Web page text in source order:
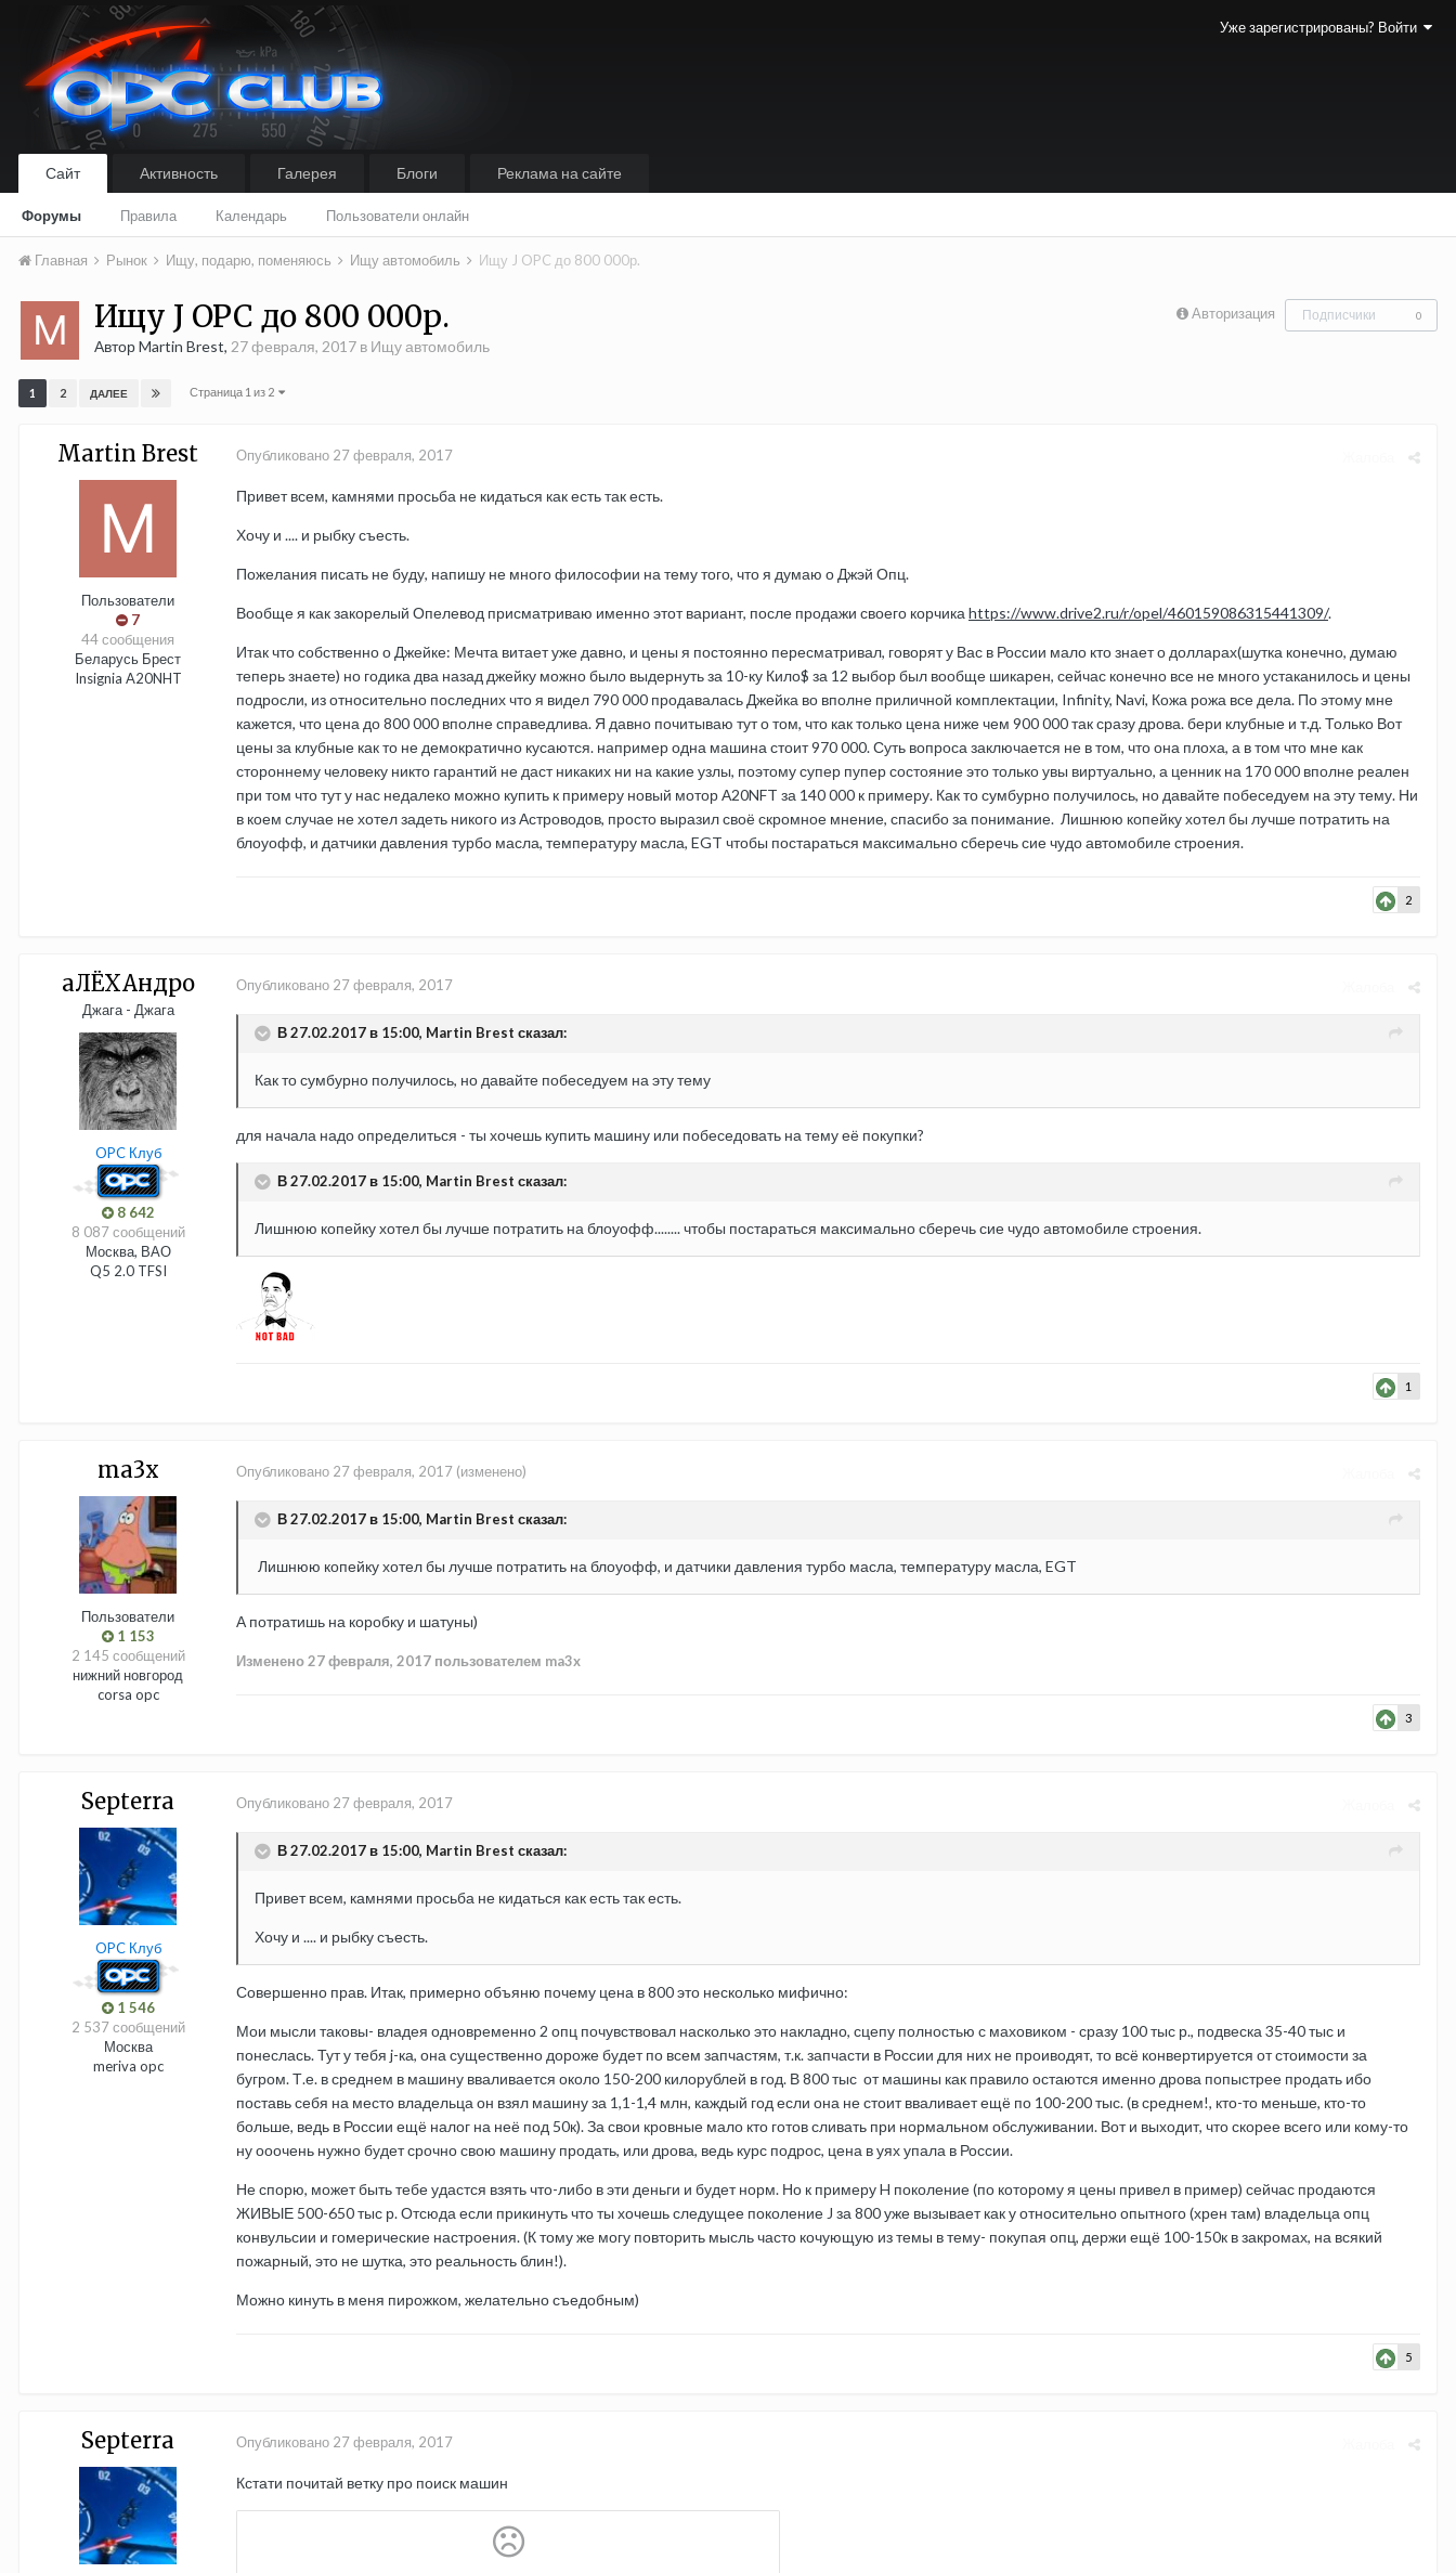
Уже зарегистрированы? Войти
Сайт
Форумы Правила Календарь Пользователи онлайн
Активность Галерея Блоги Реклама на сайте
Главная Рынок Ищу, подарю, поменяюсь Ищу автомобиль Ищу J OPC до 800 000р.
Авторизация Подписчики 0
Ищу J OPC до 800 000р.
Автор Martin Brest, 27 февраля, 2017 в Ищу автомобиль
1 2 ДАЛЕЕ Страница 1 из 2
Martin Brest
Пользователи
7
44 сообщения
Беларусь Брест
Insignia A20NHT
Опубликовано 27 февраля, 2017
Привет всем, камнями просьба не кидаться как есть так есть.
Хочу и .... и рыбку съесть.
Пожелания писать не буду, напишу не много философии на тему того, что я думаю о Джэй Опц.
Вообще я как закорелый Опелевод присматриваю именно этот вариант, после продажи своего корчика https://www.drive2.ru/r/opel/460159086315441309/.
Итак что собственно о Джейке: Мечта витает уже давно, и цены я постоянно пересматривал, говорят у Вас в России мало кто знает о долларах(шутка конечно, думаю
теперь знаете) но годика два назад джейку можно было выдернуть за 10-ку Кило$ за 12 выбор был вообще шикарен, сейчас конечно все не много устаканилось и цены
подросли, из относительно последних что я видел 790 000 продавалась Джейка во вполне приличной комплектации, Infinity, Navi, Кожа рожа все дела. По этому мне
кажется, что цена до 800 000 вполне справедлива. Я давно почитываю тут о том, что как только цена ниже чем 900 000 так сразу дрова. бери клубные и т.д. Только Вот
цены за клубные как то не демократично кусаются. например одна машина стоит 970 000. Суть вопроса заключается не в том, что она плоха, а в том что мне как
стороннему человеку никто гарантий не даст никаких ни на какие узлы, поэтому супер пупер состояние это только увы виртуально, а ценник на 170 000 вполне реален
при том что тут у нас недалеко можно купить к примеру новый мотор А20NFT за 140 000 к примеру. Как то сумбурно получилось, но давайте побеседуем на эту тему. Ни
в коем случае не хотел задеть никого из Астроводов, просто выразил своё скромное мнение, спасибо за понимание. Лишнюю копейку хотел бы лучше потратить на
блоуофф, и датчики давления турбо масла, температуру масла, EGT чтобы постараться максимально сберечь сие чудо автомобиле строения.
2
aЛЁХАндро
Джага - Джага
OPC Клуб
8 642
8 087 сообщений
Москва, ВАО
Q5 2.0 TFSI
Опубликовано 27 февраля, 2017
В 27.02.2017 в 15:00, Martin Brest сказал:
Как то сумбурно получилось, но давайте побеседуем на эту тему
для начала надо определиться - ты хочешь купить машину или побеседовать на тему её покупки?
В 27.02.2017 в 15:00, Martin Brest сказал:
Лишнюю копейку хотел бы лучше потратить на блоуофф........ чтобы постараться максимально сберечь сие чудо автомобиле строения.
1
ma3x
Пользователи
1 153
2 145 сообщений
нижний новгород
corsa opc
Опубликовано 27 февраля, 2017 (изменено)
В 27.02.2017 в 15:00, Martin Brest сказал:
Лишнюю копейку хотел бы лучше потратить на блоуофф, и датчики давления турбо масла, температуру масла, EGT
А потратишь на коробку и шатуны)
Изменено27 февраля, 2017 пользователем ma3x
3
Septerra
OPC Клуб
1 546
2 537 сообщений
Москва
meriva opc
Опубликовано 27 февраля, 2017
В 27.02.2017 в 15:00, Martin Brest сказал:
Привет всем, камнями просьба не кидаться как есть так есть.
Хочу и .... и рыбку съесть.
Совершенно прав. Итак, примерно объяню почему цена в 800 это несколько мифично:
Мои мысли таковы- владея одновременно 2 опц почувствовал насколько это накладно, сцепу полностью с маховиком - сразу 100 тыс р., подвеска 35-40 тыс и
понеслась. Тут у тебя j-ка, она существенно дороже будет по всем запчастям, т.к. запчасти в России для них не проиводят, то всё конвертируется от стоимости за
бугром. Т.е. в среднем в машину вваливается около 150-200 килорублей в год. В 800 тыс от машины как правило остаются именно дрова попыстрее продать ибо
поставь себя на место владельца он взял машину за 1,1-1,4 млн, каждый год если она не стоит вваливает ещё по 100-200 тыс. (в среднем!, кто-то меньше, кто-то
больше, ведь в России ещё налог на неё под 50к). За свои кровные мало кто готов сливать при нормальном обслуживании. Вот и выходит, что скорее всего или кому-то
ну ооочень нужно будет срочно свою машину продать, или дрова, ведь курс подрос, цена в уях упала в России.
Не спорю, может быть тебе удастся взять что-либо в эти деньги и будет норм. Но к примеру H поколение (по которому я цены привел в пример) сейчас продаются
ЖИВЫЕ 500-650 тыс р. Отсюда если прикинуть что ты хочешь следущее поколение J за 800 уже вызывает как у относительно опытного (хрен там) владельца опц
конвульсии и гомерические настроения. (К тому же могу повторить мысль часто кочующую из темы в тему- покупая опц, держи ещё 100-150к в закромах, на всякий
пожарный, это не шутка, это реальность блин!).
Можно кинуть в меня пирожком, желательно съедобным)
5
Septerra Опубликовано 27 февраля, 2017
Кстати почитай ветку про поиск машин